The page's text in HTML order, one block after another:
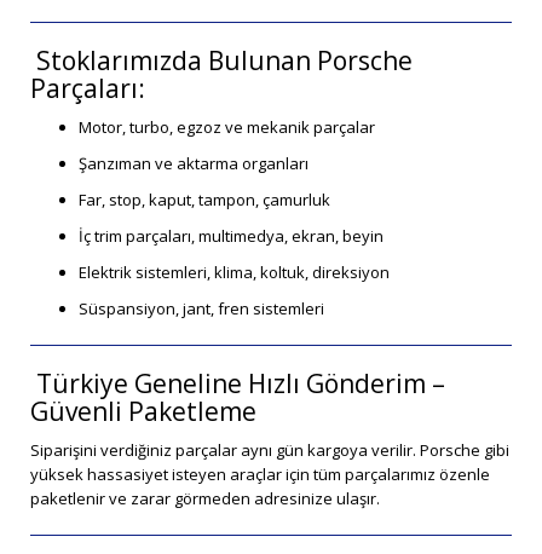
Stoklarımızda Bulunan Porsche
Parçaları:
Motor, turbo, egzoz ve mekanik parçalar
Şanzıman ve aktarma organları
Far, stop, kaput, tampon, çamurluk
İç trim parçaları, multimedya, ekran, beyin
Elektrik sistemleri, klima, koltuk, direksiyon
Süspansiyon, jant, fren sistemleri
Türkiye Geneline Hızlı Gönderim –
Güvenli Paketleme
Siparişini verdiğiniz parçalar aynı gün kargoya verilir. Porsche gibi
yüksek hassasiyet isteyen araçlar için tüm parçalarımız özenle
paketlenir ve zarar görmeden adresinize ulaşır.